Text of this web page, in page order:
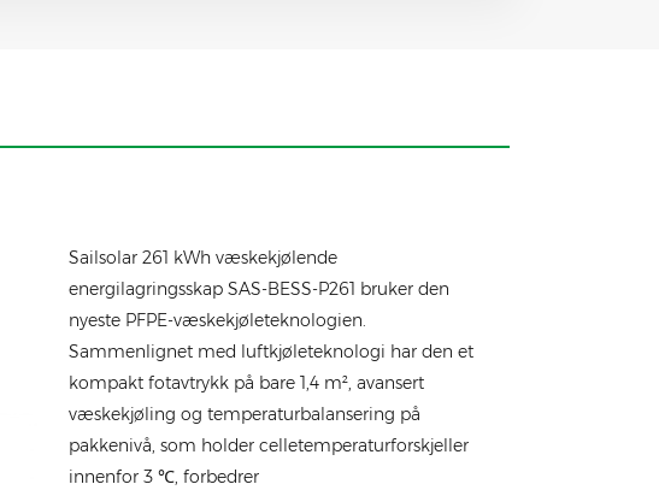
Sailsolar 261 kWh væskekjølende
energilagringsskap SAS-BESS-P261 bruker den
nyeste PFPE-væskekjøleteknologien.
Sammenlignet med luftkjøleteknologi har den et
kompakt fotavtrykk på bare 1,4 m², avansert
væskekjøling og temperaturbalansering på
pakkenivå, som holder celletemperaturforskjeller
innenfor 3 ℃, forbedrer